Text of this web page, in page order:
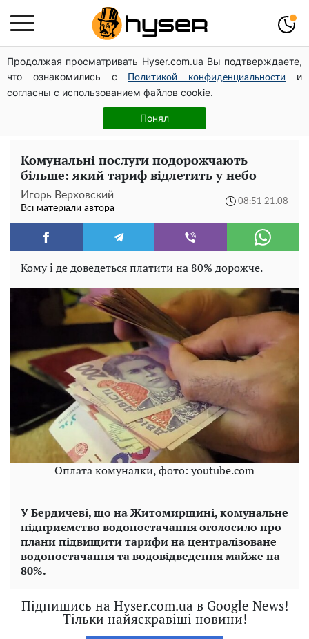
Продолжая просматривать Hyser.com.ua Вы подтверждаете,
что ознакомились с
Политикой конфиденциальности
и
согласны с использованием файлов cookie.
Понял
Дрони із націнкою: Олександр Конотопський вивів
мільйони оборонного бюджету через фіктивну фірму в
Естонії
Гола Олена Тополя у цікавих позах змусила відвисати
щелепи: злив відео – було лише початком
Комунальні послуги подорожчають
більше: який тариф відлетить у небо
Игорь Верховский
Всі матеріали автора
08:51 21.08
Кому і де доведеться платити на 80% дорожче.
Оплата комуналки, фото: youtube.com
У Бердичеві, що на Житомирщині, комунальне
підприємство водопостачання оголосило про
плани підвищити тарифи на централізоване
водопостачання та водовідведення майже на
80%.
Підпишись на Hyser.com.ua в Google News!
Тільки найяскравіші новини!